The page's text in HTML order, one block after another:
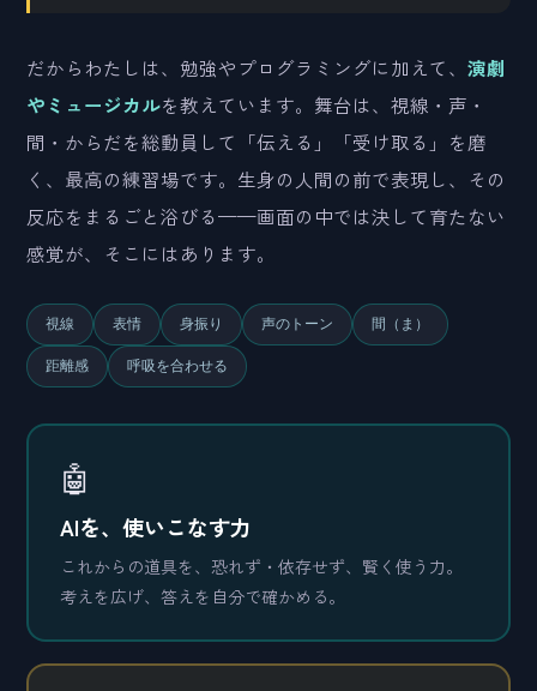
だからわたしは、勉強やプログラミングに加えて、演劇
やミュージカルを教えています。舞台は、視線・声・
間・からだを総動員して「伝える」「受け取る」を磨
く、最高の練習場です。生身の人間の前で表現し、その
反応をまるごと浴びる——画面の中では決して育たない
感覚が、そこにはあります。
視線 表情 身振り 声のトーン 間（ま）
距離感 呼吸を合わせる
🤖
AIを、使いこなす力
これからの道具を、恐れず・依存せず、賢く使う力。
考えを広げ、答えを自分で確かめる。